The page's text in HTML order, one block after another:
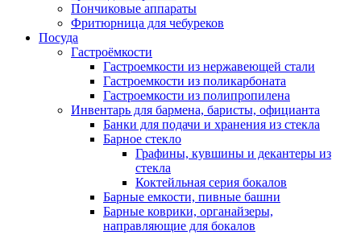
Пончиковые аппараты
Фритюрница для чебуреков
Посуда
Гастроёмкости
Гастроемкости из нержавеющей стали
Гастроемкости из поликарбоната
Гастроемкости из полипропилена
Инвентарь для бармена, баристы, официанта
Банки для подачи и хранения из стекла
Барное стекло
Графины, кувшины и декантеры из
стекла
Коктейльная серия бокалов
Барные емкости, пивные башни
Барные коврики, органайзеры,
направляющие для бокалов